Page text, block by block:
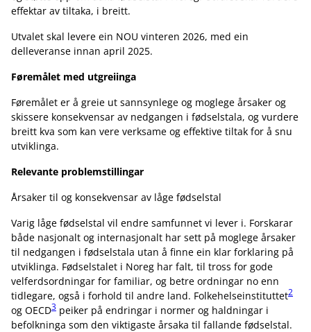
effektar av tiltaka, i breitt.
Utvalet skal levere ein NOU vinteren 2026, med ein
delleveranse innan april 2025.
Føremålet med utgreiinga
Føremålet er å greie ut sannsynlege og moglege årsaker og
skissere konsekvensar av nedgangen i fødselstala, og vurdere
breitt kva som kan vere verksame og effektive tiltak for å snu
utviklinga.
Relevante problemstillingar
Årsaker til og konsekvensar av låge fødselstal
Varig låge fødselstal vil endre samfunnet vi lever i. Forskarar
både nasjonalt og internasjonalt har sett på moglege årsaker
til nedgangen i fødselstala utan å finne ein klar forklaring på
utviklinga. Fødselstalet i Noreg har falt, til tross for gode
velferdsordningar for familiar, og betre ordningar no enn
tidlegare, også i forhold til andre land. Folkehelseinstituttet2
og OECD3 peiker på endringar i normer og haldningar i
befolkninga som den viktigaste årsaka til fallande fødselstal.